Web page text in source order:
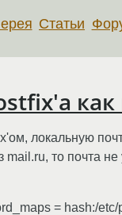
Статьи
как
локальную
то почта не
= hash:/